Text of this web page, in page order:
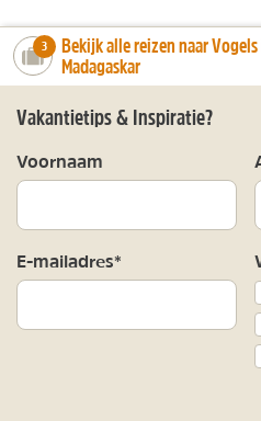
number_of_trips:
3
Bekijk alle reizen naar
Madagaskar
Vakantietips & Inspiratie?
Voornaam
E-mailadres*